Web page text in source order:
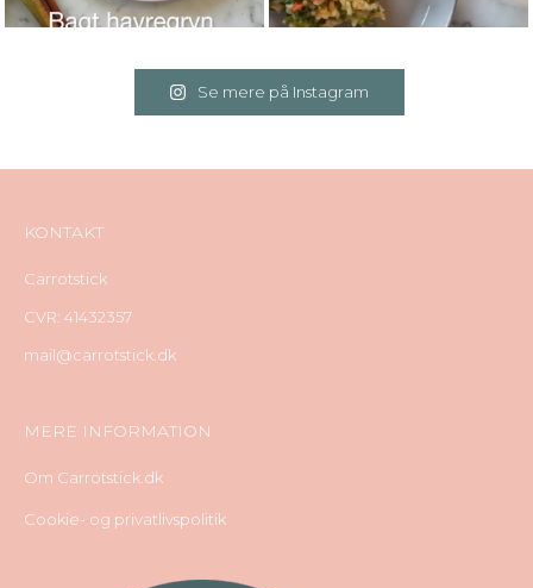
Se mere på Instagram
KONTAKT
Carrotstick
CVR: 41432357
mail@carrotstick.dk
MERE INFORMATION
Om Carrotstick.dk
Cookie- og privatlivspolitik